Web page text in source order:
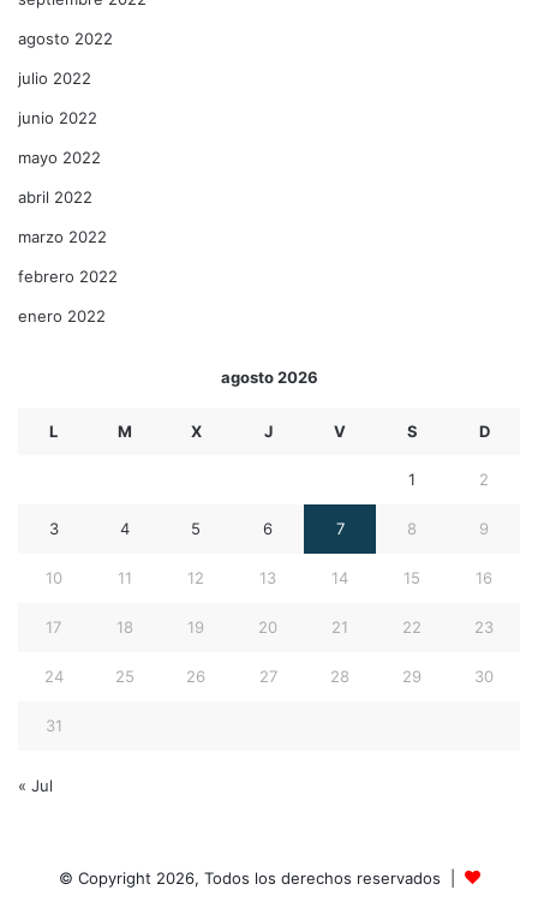
agosto 2022
julio 2022
junio 2022
mayo 2022
abril 2022
marzo 2022
febrero 2022
enero 2022
agosto 2026
L M X J V S D
1 2
3 4 5 6 7 8 9
10 11 12 13 14 15 16
17 18 19 20 21 22 23
24 25 26 27 28 29 30
31
« Jul
© Copyright 2026, Todos los derechos reservados |